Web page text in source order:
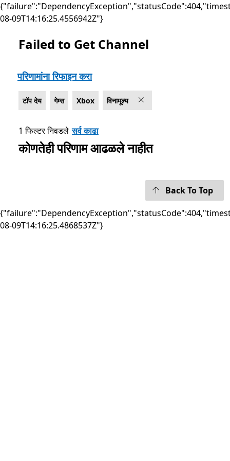
08-09T14:16:25.4556942Z"}
सूची Microsoft.com
Failed to Get Channel
परिणामांना रिफाइन करा
टॉप देय गेम्स Xbox विनामूल्य
1 फिल्टर निवडले सर्व काढा
कोणतेही परिणाम आढळले नाहीत
Back To Top
08-09T14:16:25.4868537Z"}